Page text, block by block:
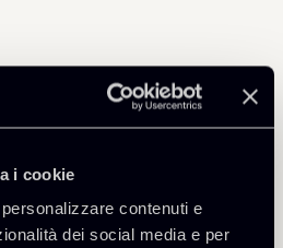
i cookie
contenuti e
dei social media e per